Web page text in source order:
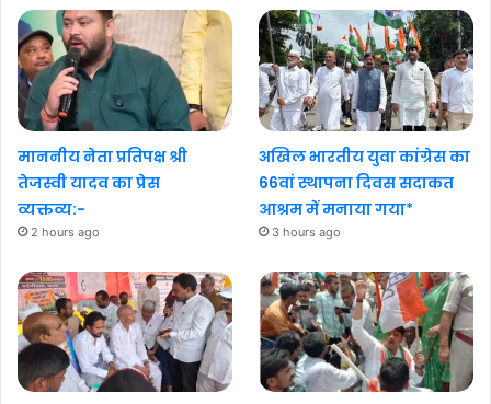
माननीय नेता प्रतिपक्ष श्री
तेजस्वी यादव का प्रेस
व्यक्तव्य:-
2 hours ago
अखिल भारतीय युवा कांग्रेस का
66वां स्थापना दिवस सदाकत
आश्रम में मनाया गया*
3 hours ago